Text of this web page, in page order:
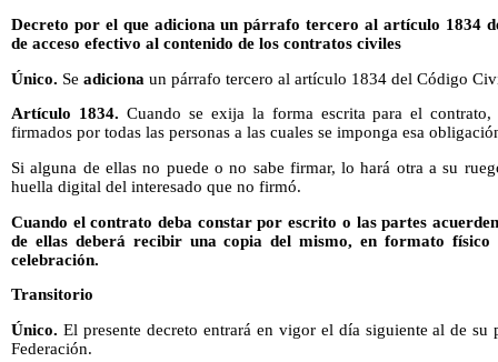
Decreto por el que adiciona un párrafo tercero al artículo 1834
de acceso efectivo al contenido de los contratos civiles
Único. Se adiciona un párrafo tercero al artículo 1834 del Código
Artículo 1834. Cuando se exija la forma escrita para el
firmados por todas las personas a las cuales se imponga esa
Si alguna de ellas no puede o no sabe firmar, lo hará otra a su
huella digital del interesado que no firmó.
Cuando el contrato deba constar por escrito o las partes
de ellas deberá recibir una copia del mismo, en formato físico
celebración.
Transitorio
Único. El presente decreto entrará en vigor el día siguiente al de
Federación.